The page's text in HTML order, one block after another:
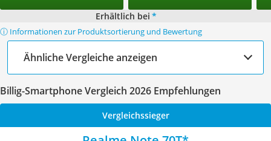
Erhältlich bei *
ⓘ Informationen zur Produktsortierung und Bewertung
Ähnliche Vergleiche anzeigen
Billig-Smartphone Vergleich 2026 Empfehlungen
Vergleichssieger